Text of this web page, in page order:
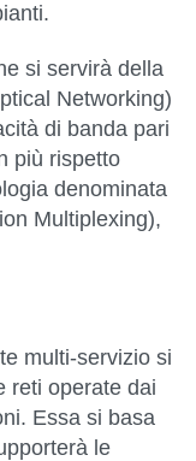
si servirà della
Networking)
di banda pari
più rispetto
denominata
Multiplexing),
multi-servizio si
reti operate dai
Essa si basa
le